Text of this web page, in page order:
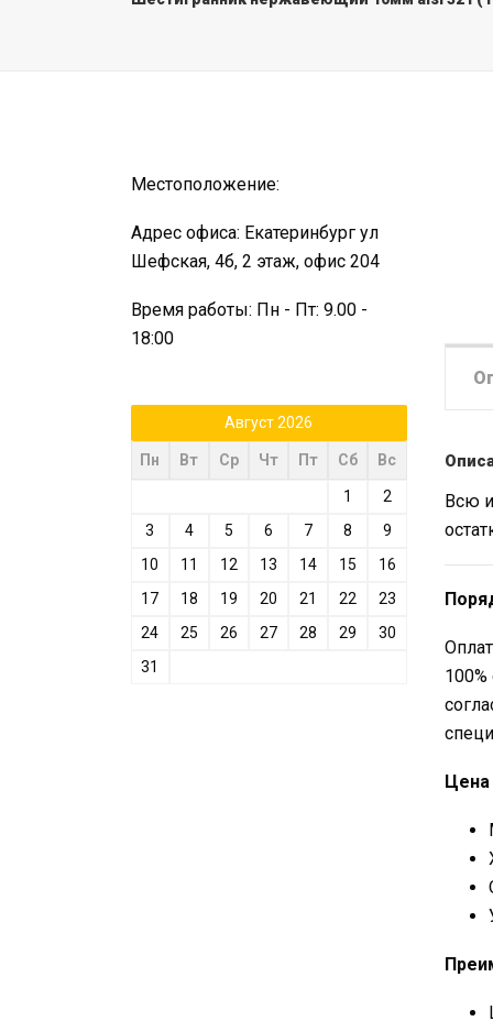
Всю
Цена
Местоположение:
Адрес офиса: Екатеринбург ул
Шефская, 4б, 2 этаж, офис 204
Время работы: Пн - Пт: 9.00 -
18:00
Август 2026
Пн Вт Ср Чт Пт Сб Вс
1
2
3
4 5 6 7 8
9
10
11 12 13 14 15
16
17
18 19 20 21 22
23
24
25 26 27 28 29
30
31